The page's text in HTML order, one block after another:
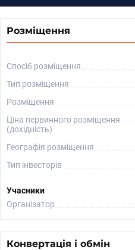
Розміщення
Спосіб розміщення
Тип розміщення
Розміщення
Ціна первинного розміщення
(дохідність)
Географія розміщення
Тип інвесторів
Учасники
Організатор
Конвертація і обмін